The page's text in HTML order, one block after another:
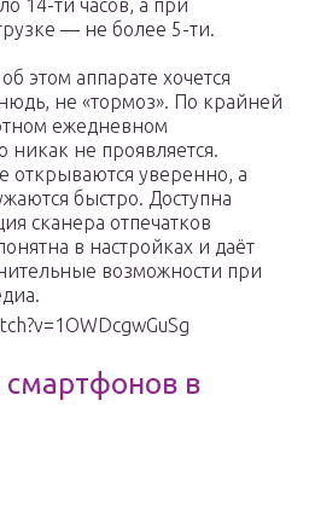
14-ти часов, а при
— не более 5-ти.
об этом аппарате хочется
не «тормоз». По крайней
ежедневном
никак не проявляется.
открываются уверенно, а
быстро. Доступна
сканера отпечатков
в настройках и даёт
возможности при
в